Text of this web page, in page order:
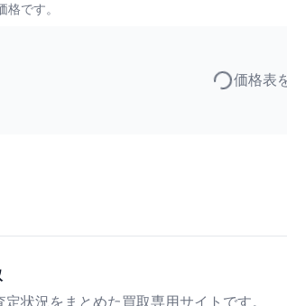
です。
価格表
状況をまとめた買取専用サイトです。